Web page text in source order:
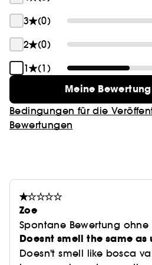
3
(0)
2
(0)
1
(1)
Meine
Bedingungen für die
Bewertungen
Zoe
Spontane Bewertung
Doesnt smell the same as
Doesn't smell like bosca